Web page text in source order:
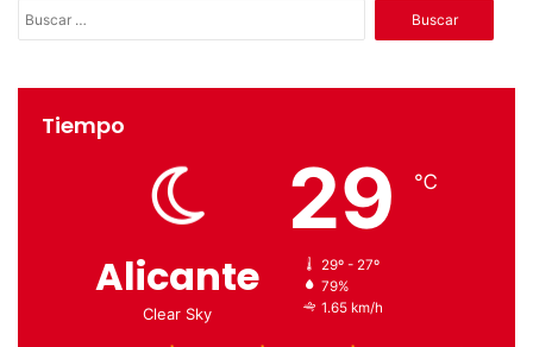
c
Tiempo
Alicante
Clear Sky
29 ℃
29º - 27º
79%
1.65 km/h